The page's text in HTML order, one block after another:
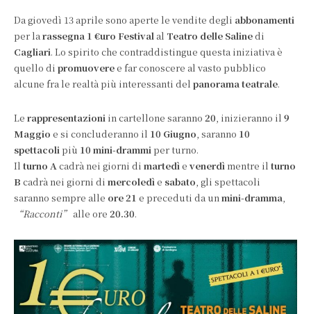
Da giovedì 13 aprile sono aperte le vendite degli abbonamenti
per larassegna 1 €uro Festival al Teatro delle Salinedi
Cagliari. Lo spirito che contraddistingue questa iniziativa è
quello di promuoveree far conoscere al vasto pubblico
alcune fra le realtà più interessanti del panorama teatrale.
Le rappresentazioni in cartellone saranno 20, inizieranno il 9
Maggio e si concluderanno il 10 Giugno, saranno 10
spettacolipiù 10 mini-drammiper turno.
Il turno Acadrà nei giorni di martedìe venerdìmentre il turno
B cadrà nei giorni di mercoledìe sabato, gli spettacoli
saranno sempre alle ore 21 e preceduti da unmini-dramma,
“Racconti” alle ore 20.30.